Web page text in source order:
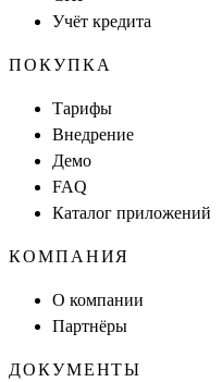
Учёт кредита
ПОКУПКА
Тарифы
Внедрение
Демо
FAQ
Каталог приложений
КОМПАНИЯ
О компании
Партнёры
ДОКУМЕНТЫ